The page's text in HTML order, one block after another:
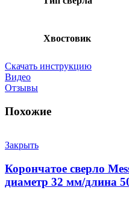
Хвостовик
Скачать инструкцию
Видео
Отзывы
Похожие
Закрыть
Корончатое сверло
диаметр 32 мм/длина